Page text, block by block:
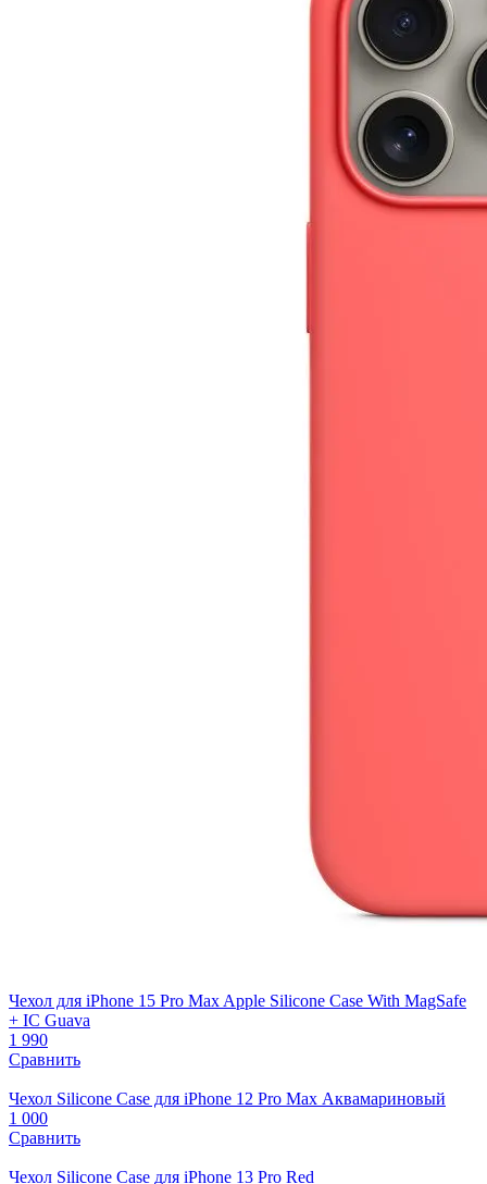
Чехол для iPhone 15 Pro Max Apple Silicone Case With MagSafe
+ IC Guava
1 990
Сравнить
Чехол Silicone Case для iPhone 12 Pro Max Аквамариновый
1 000
Сравнить
Чехол Silicone Case для iPhone 13 Pro Red